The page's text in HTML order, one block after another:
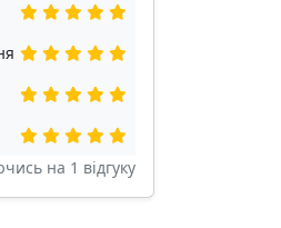
на 1 відгуку